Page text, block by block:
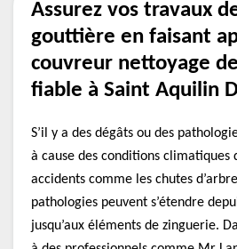
Assurez vos travaux
gouttière en faisant
couvreur nettoyage
fiable à Saint Aquilin
S’il y a des dégâts ou des
à cause des conditions climatiques
accidents comme les chutes
pathologies peuvent s’étendre
jusqu’aux éléments de zinguerie.